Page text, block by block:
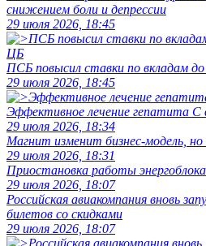
снижением боли и депрессии
29 июля 2026, 18:45
ПСБ повысил ставки по вкладам
29 июля 2026, 18:45
Эффективное лечение гепатита C
29 июля 2026, 18:34
Магнит изменит бизнес-модель, но
29 июля 2026, 18:31
Приостановка работы
29 июля 2026, 18:07
Российская авиакомпания вновь
билетов со скидками
29 июля 2026, 18:07